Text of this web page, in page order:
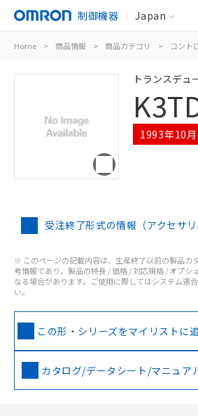
制御機器 Japan
Home > 商品情報 > 商品カテゴリ > コント
トランスデュ
1993年10
受注終了形式の情報（アクセサ
※ このページの記載内容は、生産終了以前の製品カ
考情報であり、製品の特長 / 価格 / 対応規格 / オプシ
なる場合があります。ご使用に際してはシステム適
い。
この形・シリーズをマイリストに
カタログ/データシート/マニュア